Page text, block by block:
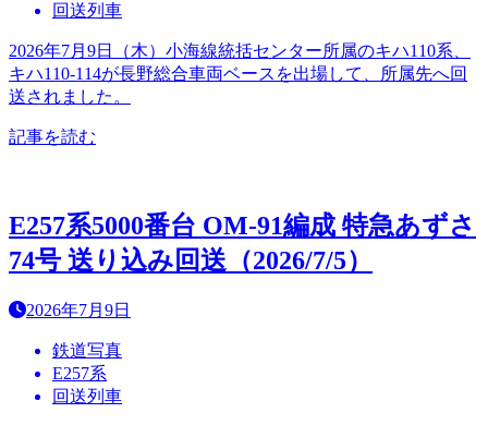
回送列車
2026年7月9日（木）小海線統括センター所属のキハ110系、
キハ110-114が長野総合車両ベースを出場して、所属先へ回
送されました。
記事を読む
E257系5000番台 OM-91編成 特急あずさ
74号 送り込み回送（2026/7/5）
2026年7月9日
鉄道写真
E257系
回送列車